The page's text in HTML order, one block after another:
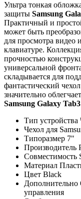
Ультра тонкая
защиты Samsung
Практичный и
может быть
для просмотра видео
клавиатуре.
прочностью
универсальной
складывается для
фантастический
значительно
Samsung Galaxy
Тип устройства
Чехол для
Типоразмер 7"
Производитель
Совместимость
Материал
Цвет Black
Дополнительно
управления